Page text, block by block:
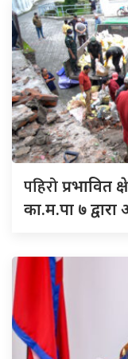
पहिरोप्रभावित
का.म.पा ७